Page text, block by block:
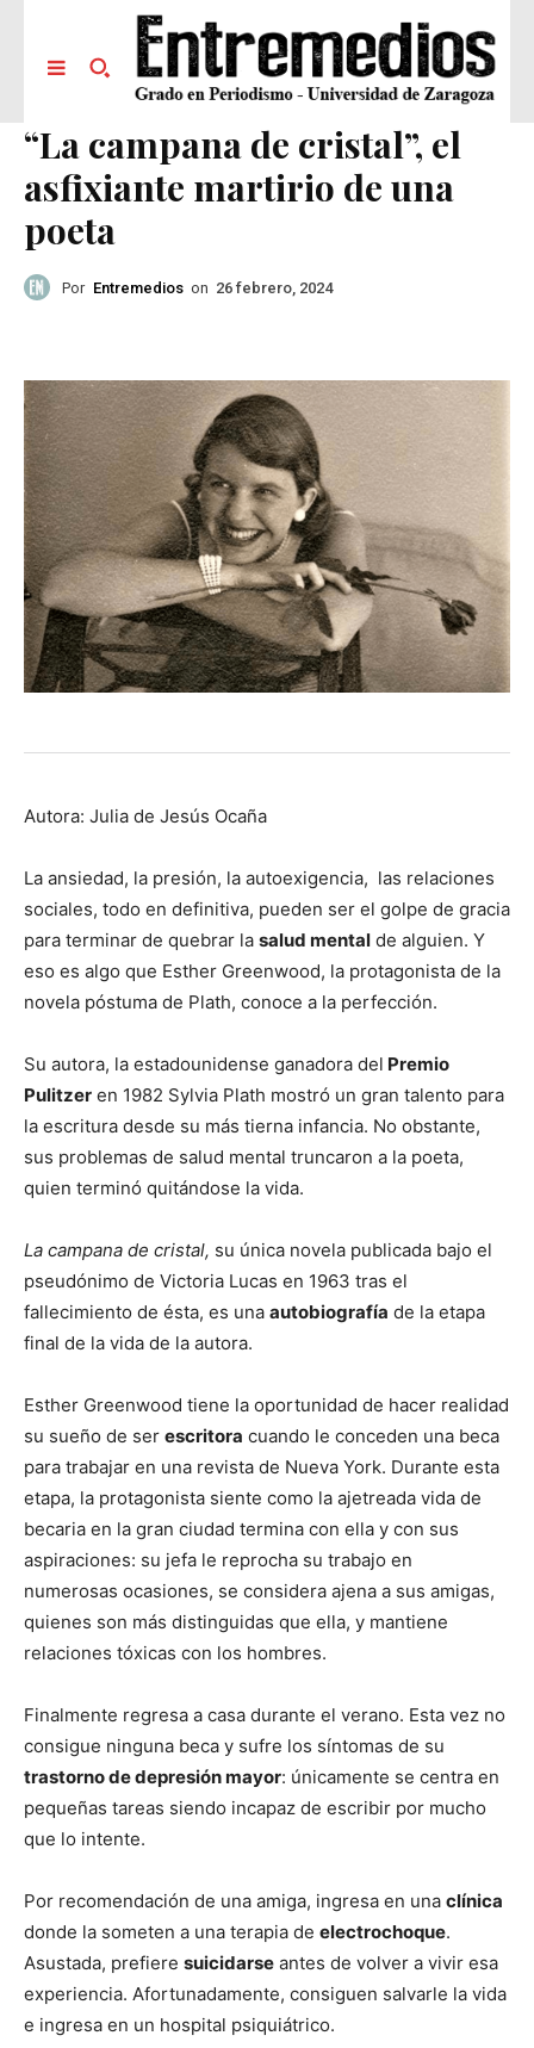
“La campana de cristal”, el
asfixiante martirio de una
poeta
Por Entremedios on 26 febrero, 2024
Autora: Julia de Jesús Ocaña
La ansiedad, la presión, la autoexigencia, las relaciones
sociales, todo en definitiva, pueden ser el golpe de gracia
para terminar de quebrar la salud mental de alguien. Y
eso es algo que Esther Greenwood, la protagonista de la
novela póstuma de Plath, conoce a la perfección.
Su autora, la estadounidense ganadora del Premio
Pulitzer en 1982 Sylvia Plath mostró un gran talento para
la escritura desde su más tierna infancia. No obstante,
sus problemas de salud mental truncaron a la poeta,
quien terminó quitándose la vida.
La campana de cristal, su única novela publicada bajo el
pseudónimo de Victoria Lucas en 1963 tras el
fallecimiento de ésta, es una autobiografía de la etapa
final de la vida de la autora.
Esther Greenwood tiene la oportunidad de hacer realidad
su sueño de ser escritora cuando le conceden una beca
para trabajar en una revista de Nueva York. Durante esta
etapa, la protagonista siente como la ajetreada vida de
becaria en la gran ciudad termina con ella y con sus
aspiraciones: su jefa le reprocha su trabajo en
numerosas ocasiones, se considera ajena a sus amigas,
quienes son más distinguidas que ella, y mantiene
relaciones tóxicas con los hombres.
Finalmente regresa a casa durante el verano. Esta vez no
consigue ninguna beca y sufre los síntomas de su
trastorno de depresión mayor: únicamente se centra en
pequeñas tareas siendo incapaz de escribir por mucho
que lo intente.
Por recomendación de una amiga, ingresa en una clínica
donde la someten a una terapia de electrochoque.
Asustada, prefiere suicidarse antes de volver a vivir esa
experiencia. Afortunadamente, consiguen salvarle la vida
e ingresa en un hospital psiquiátrico.